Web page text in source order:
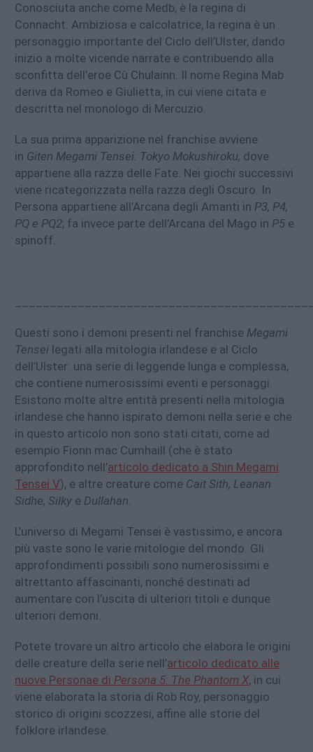
Conosciuta anche come Medb, è la regina di
Connacht. Ambiziosa e calcolatrice, la regina è un
personaggio importante del Ciclo dell’Ulster, dando
inizio a molte vicende narrate e contribuendo alla
sconfitta dell’eroe Cù Chulainn. Il nome Regina Mab
deriva da Romeo e Giulietta, in cui viene citata e
descritta nel monologo di Mercuzio.
La sua prima apparizione nel franchise avviene
in Giten Megami Tensei: Tokyo Mokushiroku, dove
appartiene alla razza delle Fate. Nei giochi successivi
viene ricategorizzata nella razza degli Oscuro. In
Persona appartiene all’Arcana degli Amanti in P3, P4,
PQ e PQ2; fa invece parte dell’Arcana del Mago in P5 e
spinoff.
Questi sono i demoni presenti nel franchise Megami
Tensei legati alla mitologia irlandese e al Ciclo
dell’Ulster: una serie di leggende lunga e complessa,
che contiene numerosissimi eventi e personaggi.
Esistono molte altre entità presenti nella mitologia
irlandese che hanno ispirato demoni nella serie e che
in questo articolo non sono stati citati, come ad
esempio Fionn mac Cumhaill (che è stato
approfondito nell’articolo dedicato a Shin Megami
Tensei V), e altre creature come Cait Sith, Leanan
Sidhe, Silky e Dullahan.
L’universo di Megami Tensei è vastissimo, e ancora
più vaste sono le varie mitologie del mondo. Gli
approfondimenti possibili sono numerosissimi e
altrettanto affascinanti, nonché destinati ad
aumentare con l’uscita di ulteriori titoli e dunque
ulteriori demoni.
Potete trovare un altro articolo che elabora le origini
delle creature della serie nell’articolo dedicato alle
nuove Personae di Persona 5: The Phantom X, in cui
viene elaborata la storia di Rob Roy, personaggio
storico di origini scozzesi, affine alle storie del
folklore irlandese.